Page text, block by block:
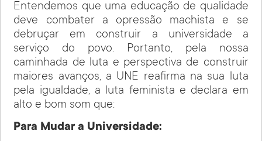
Entendemos que uma educação de qualidade
deve combater a opressão machista e se
debruçar em construir a universidade a
serviço do povo. Portanto, pela nossa
caminhada de luta e perspectiva de construir
maiores avanços, a UNE reafirma na sua luta
pela igualdade, a luta feminista e declara em
alto e bom som que:
Para Mudar a Universidade: